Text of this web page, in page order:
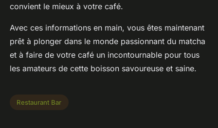
convient le mieux à votre café.
Avec ces informations en main, vous êtes maintenant
prêt à plonger dans le monde passionnant du matcha
et à faire de votre café un incontournable pour tous
les amateurs de cette boisson savoureuse et saine.
Restaurant Bar